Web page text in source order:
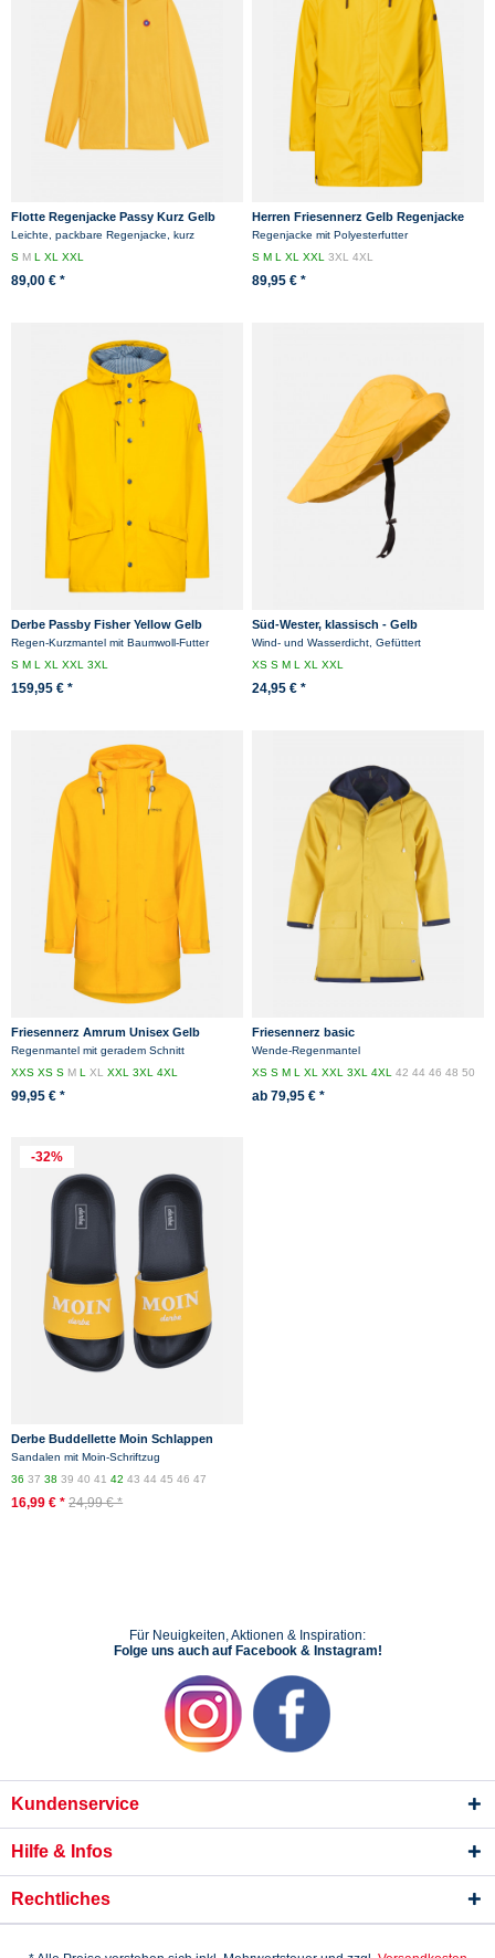
Flotte Regenjacke Passy Kurz Gelb
Citron
Leichte, packbare Regenjacke, kurz
S MLXLXXL
89,00 € *
Herren Friesennerz Gelb Regenjacke
Regenjacke mit Polyesterfutter
SMLXLXXL3XL4XL
89,95 € *
Derbe Passby Fisher Yellow Gelb
Herren Regenjacke Friesennerz
Regen-Kurzmantel mit Baumwoll-Futter
SMLXLXXL3XL
159,95 € *
Süd-Wester, klassisch - Gelb
Wind- und Wasserdicht, Gefüttert
XSSMLXLXXL
24,95 € *
Friesennerz Amrum Unisex Gelb
Regenmantel mit geradem Schnitt
XXSXSS ML XLXXL3XL4XL
99,95 € *
Friesennerz basic
Wende-Regenmantel
XSSMLXLXXL3XL4XL4244464850
52
54 5658 60
ab 79,95 € *
-32%
Derbe Buddellette Moin Schlappen
Latschen Gelb Blau Nachhaltig
Sandalen mit Moin-Schriftzug
363738394041424344454647
16,99 € * 24,99 € *
Für Neuigkeiten, Aktionen & Inspiration:
Folge uns auch auf Facebook & Instagram!
Kundenservice
Hilfe & Infos
Rechtliches